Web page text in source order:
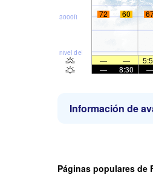
nivel del mar
3000ft 72 60
— —
—
8:30 —
Información de
Páginas populares de